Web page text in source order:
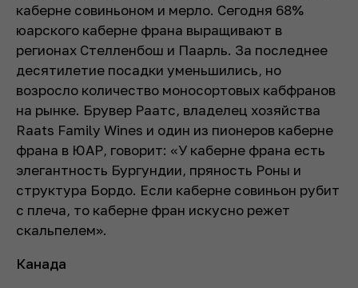
каберне совиньоном и мерло. Сегодня 68%
юарского каберне франа выращивают в
регионах Стелленбош и Паарль. За последнее
десятилетие посадки уменьшились, но
возросло количество моносортовых кабфранов
на рынке. Брувер Раатс, владелец хозяйства
Raats Family Wines и один из пионеров каберне
франа в ЮАР, говорит: «У каберне франа есть
элегантность Бургундии, пряность Роны и
структура Бордо. Если каберне совиньон рубит
с плеча, то каберне фран искусно режет
скальпелем».
Канада